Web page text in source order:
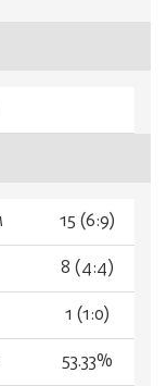
15 (6:9)
8 (4:4)
1 (1:0)
53.33%